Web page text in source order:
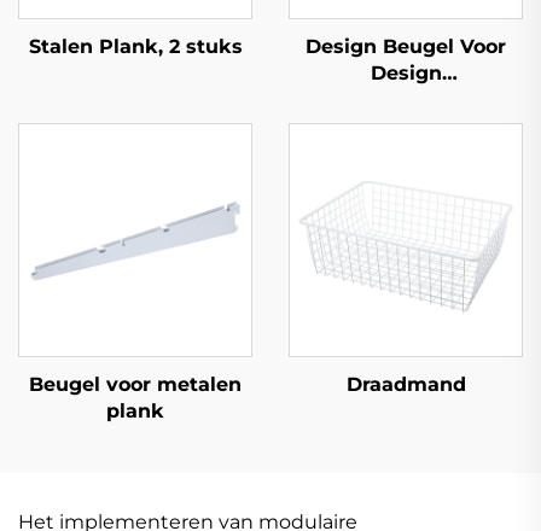
Stalen Plank, 2 stuks
Design Beugel Voor
Design
Beugel voor metalen
plank
Draadmand
Het implementeren van modulaire